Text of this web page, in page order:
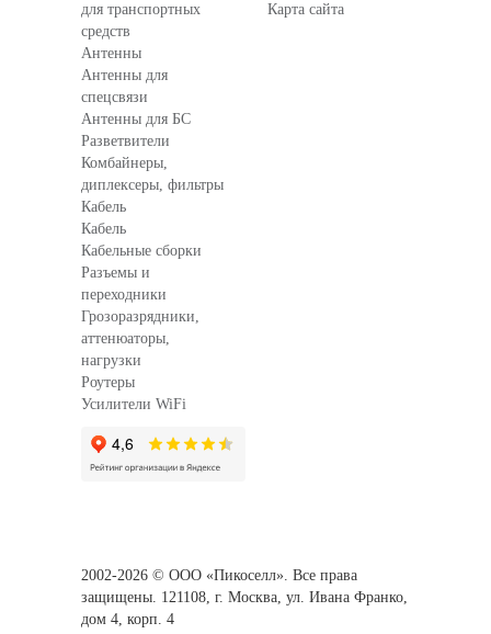
для транспортных
средств
Антенны
Антенны для
спецсвязи
Антенны для БС
Разветвители
Комбайнеры,
диплексеры, фильтры
Кабель
Кабель
Кабельные сборки
Разъемы и
переходники
Грозоразрядники,
аттенюаторы,
нагрузки
Роутеры
Усилители WiFi
Карта сайта
2002-2026 © ООО «Пикоселл». Все права
защищены. 121108, г. Москва, ул. Ивана Франко,
дом 4, корп. 4